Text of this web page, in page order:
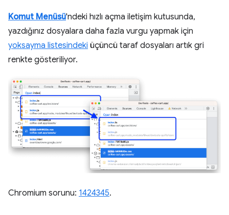
Komut Menüsü'ndeki hızlı açma iletişim kutusunda,
yazdığınız dosyalara daha fazla vurgu yapmak için
yoksayma listesindeki üçüncü taraf dosyaları artık gri
renkte gösteriliyor.
Chromium sorunu: 1424345.